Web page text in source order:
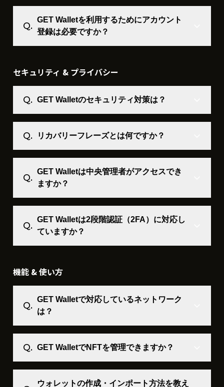
GET Walletを利用するためにアカウント
登録は必要ですか？
セキュリティ & プライバシー
GET Walletのセキュリティ対策は？
リカバリーフレーズとは何ですか？
GET Walletは中央管理者がアクセスでき
ますか？
GET Walletは2段階認証（2FA）に対応し
ていますか？
機能 & 使い方
GET Walletで対応しているネットワーク
は？
GET WalletでNFTを管理できますか？
ウォレットの作成・インポート方法を教え